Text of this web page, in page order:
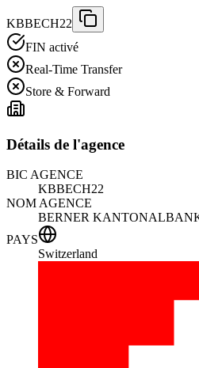
KBBECH22
FIN activé
Real-Time Transfer
Store & Forward
Détails de l'agence
BIC AGENCE
KBBECH22
NOM AGENCE
BERNER
PAYS
Switzerland